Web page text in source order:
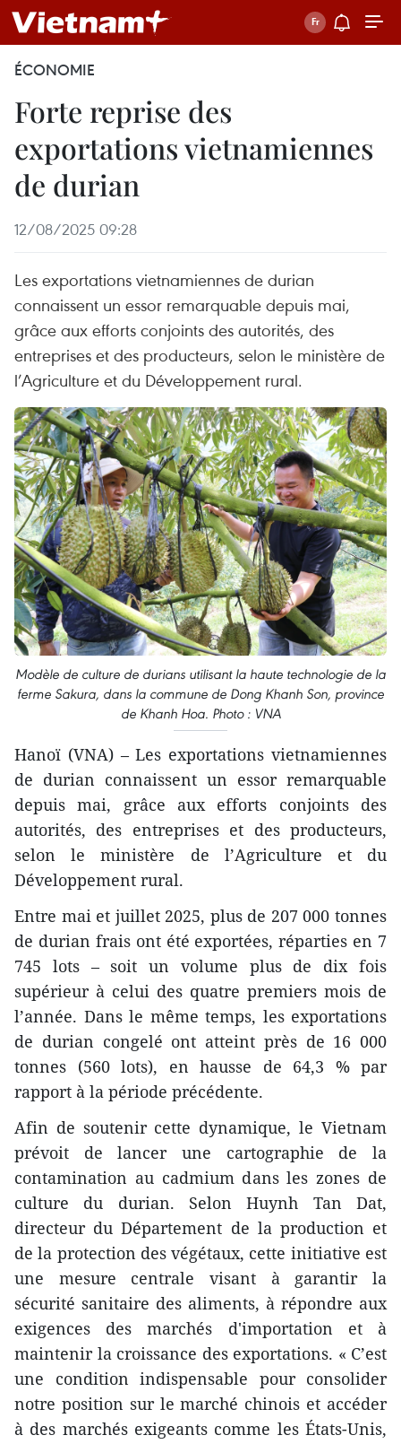
ÉCONOMIE
Forte reprise des
exportations vietnamiennes
de durian
12/08/2025 09:28
Les exportations vietnamiennes de durian
connaissent un essor remarquable depuis mai,
grâce aux efforts conjoints des autorités, des
entreprises et des producteurs, selon le ministère de
l’Agriculture et du Développement rural.
Modèle de culture de durians utilisant la haute technologie de la
ferme Sakura, dans la commune de Dong Khanh Son, province
de Khanh Hoa. Photo : VNA
Hanoï (VNA) – Les exportations vietnamiennes
de durian connaissent un essor remarquable
depuis mai, grâce aux efforts conjoints des
autorités, des entreprises et des producteurs,
selon le ministère de l’Agriculture et du
Développement rural.
Entre mai et juillet 2025, plus de 207 000 tonnes
de durian frais ont été exportées, réparties en 7
745 lots – soit un volume plus de dix fois
supérieur à celui des quatre premiers mois de
l’année. Dans le même temps, les exportations
de durian congelé ont atteint près de 16 000
tonnes (560 lots), en hausse de 64,3 % par
rapport à la période précédente.
Afin de soutenir cette dynamique, le Vietnam
prévoit de lancer une cartographie de la
contamination au cadmium dans les zones de
culture du durian. Selon Huynh Tan Dat,
directeur du Département de la production et
de la protection des végétaux, cette initiative est
une mesure centrale visant à garantir la
sécurité sanitaire des aliments, à répondre aux
exigences des marchés d'importation et à
maintenir la croissance des exportations. « C’est
une condition indispensable pour consolider
notre position sur le marché chinois et accéder
à des marchés exigeants comme les États-Unis,